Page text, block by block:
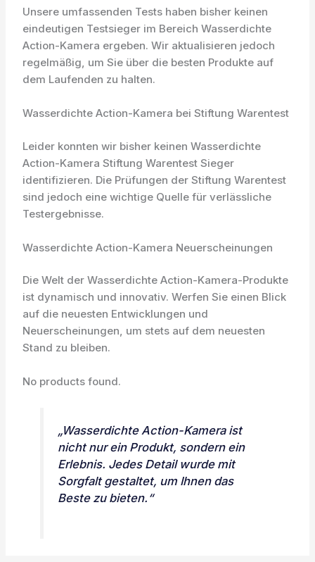
Unsere umfassenden Tests haben bisher keinen
eindeutigen Testsieger im Bereich Wasserdichte
Action-Kamera ergeben. Wir aktualisieren jedoch
regelmäßig, um Sie über die besten Produkte auf
dem Laufenden zu halten.
Wasserdichte Action-Kamera bei Stiftung Warentest
Leider konnten wir bisher keinen Wasserdichte
Action-Kamera Stiftung Warentest Sieger
identifizieren. Die Prüfungen der Stiftung Warentest
sind jedoch eine wichtige Quelle für verlässliche
Testergebnisse.
Wasserdichte Action-Kamera Neuerscheinungen
Die Welt der Wasserdichte Action-Kamera-Produkte
ist dynamisch und innovativ. Werfen Sie einen Blick
auf die neuesten Entwicklungen und
Neuerscheinungen, um stets auf dem neuesten
Stand zu bleiben.
No products found.
„Wasserdichte Action-Kamera ist
nicht nur ein Produkt, sondern ein
Erlebnis. Jedes Detail wurde mit
Sorgfalt gestaltet, um Ihnen das
Beste zu bieten.“